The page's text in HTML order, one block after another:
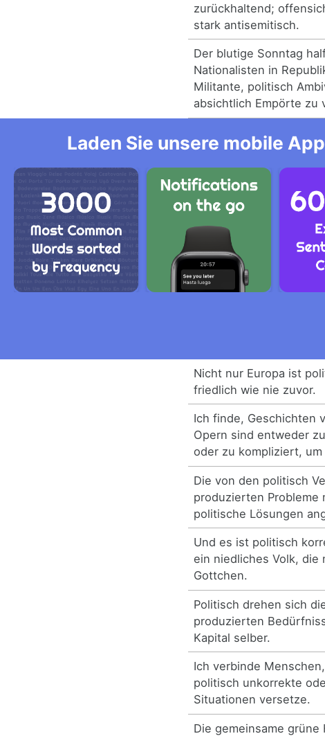
zurückhaltend;
stark antisemitisch.
Der blutige Sonntag
Nationalisten in
Militante, politisch
absichtlich Empörte zu
Laden Sie unsere mobile
Nicht nur Europa ist
friedlich wie nie zuvor.
Ich finde, Geschichten
Opern sind entweder
oder zu kompliziert,
Die von den politisch
produzierten Probleme
politische Lösungen
Und es ist politisch
ein niedliches Volk, die
Gottchen.
Politisch drehen sich
produzierten
Kapital selber.
Ich verbinde
politisch unkorrekte
Situationen versetze.
Die gemeinsame grüne